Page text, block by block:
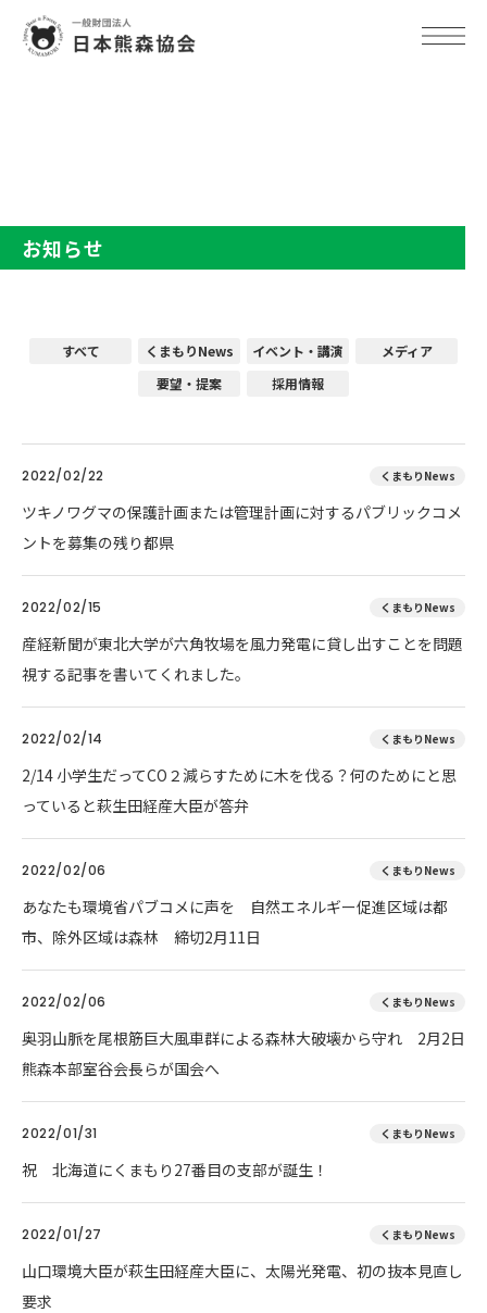
お知らせ
すべて くまもりNews イベント・講演
メディア
要望・提案
採用情報
2022/02/22 くまもりNews
ツキノワグマの保護計画または管理計画に対するパブリックコメ
ントを募集の残り都県
2022/02/15 くまもりNews
産経新聞が東北大学が六角牧場を風力発電に貸し出すことを問題
視する記事を書いてくれました。
2022/02/14 くまもりNews
2/14 小学生だってCO２減らすために木を伐る？何のためにと思
っていると萩生田経産大臣が答弁
2022/02/06 くまもりNews
あなたも環境省パブコメに声を 自然エネルギー促進区域は都
市、除外区域は森林 締切2月11日
2022/02/06 くまもりNews
奥羽山脈を尾根筋巨大風車群による森林大破壊から守れ 2月2日
熊森本部室谷会長らが国会へ
2022/01/31 くまもりNews
祝 北海道にくまもり27番目の支部が誕生！
2022/01/27 くまもりNews
山口環境大臣が萩生田経産大臣に、太陽光発電、初の抜本見直し
要求